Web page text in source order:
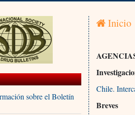
sobre el Boletín
Inicio
Chile.
Breves